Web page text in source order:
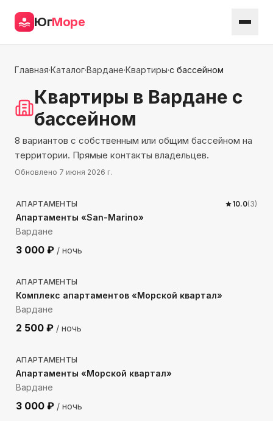
ЮгМоре
Главная·Каталог·Вардане·Квартиры·с бассейном
Квартиры в Вардане с
бассейном
8 вариантов с собственным или общим бассейном на
территории. Прямые контакты владельцев.
Обновлено 7 июня 2026 г.
397м до моря
АПАРТАМЕНТЫ 10.0(3)
Апартаменты «San-Marino»
Вардане
3 000 ₽ / ночь
398м до моря
АПАРТАМЕНТЫ
Комплекс апартаментов «Морской квартал»
Вардане
2 500 ₽ / ночь
419м до моря
АПАРТАМЕНТЫ
Апартаменты «Морской квартал»
Вардане
3 000 ₽ / ночь
398м до моря